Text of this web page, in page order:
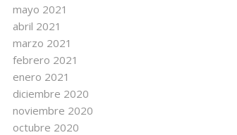
mayo 2021
abril 2021
marzo 2021
febrero 2021
enero 2021
diciembre 2020
noviembre 2020
octubre 2020